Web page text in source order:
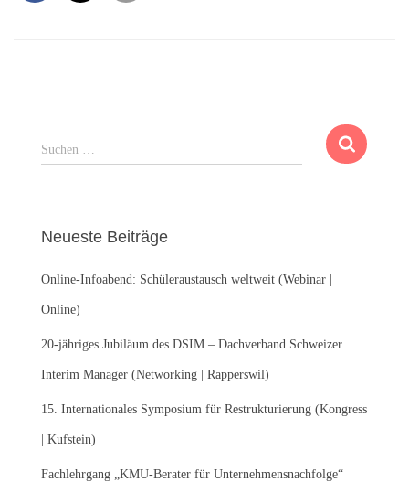
S
u
n
a
c
:
Suchen …
Neueste Beiträge
Online-Infoabend: Schüleraustausch weltweit (Webinar |
Online)
20-jähriges Jubiläum des DSIM – Dachverband Schweizer
Interim Manager (Networking | Rapperswil)
15. Internationales Symposium für Restrukturierung (Kongress
| Kufstein)
Fachlehrgang „KMU-Berater für Unternehmensnachfolge“